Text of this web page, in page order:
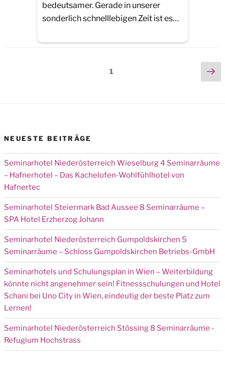
bedeutsamer. Gerade in unserer
sonderlich schnelllebigen Zeit ist es…
Page1
NEUESTE BEITRÄGE
Seminarhotel Niederösterreich Wieselburg 4 Seminarräume
– Hafnerhotel – Das Kachelofen-Wohlfühlhotel von
Hafnertec
Seminarhotel Steiermark Bad Aussee 8 Seminarräume –
SPA Hotel Erzherzog Johann
Seminarhotel Niederösterreich Gumpoldskirchen 5
Seminarräume – Schloss Gumpoldskirchen Betriebs-GmbH
Seminarhotels und Schulungsplan in Wien – Weiterbildung
könnte nicht angenehmer sein! Fitnessschulungen und Hotel
Schani bei Uno City in Wien, eindeutig der beste Platz zum
Lernen!
Seminarhotel Niederösterreich Stössing 8 Seminarräume -
Refugium Hochstrass